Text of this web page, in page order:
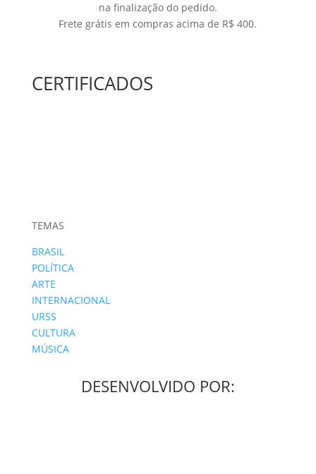
na finalização do pedido.
Frete grátis em compras acima de R$ 400.
CERTIFICADOS
TEMAS
BRASIL
POLÍTICA
ARTE
INTERNACIONAL
URSS
CULTURA
MÚSICA
DESENVOLVIDO POR: